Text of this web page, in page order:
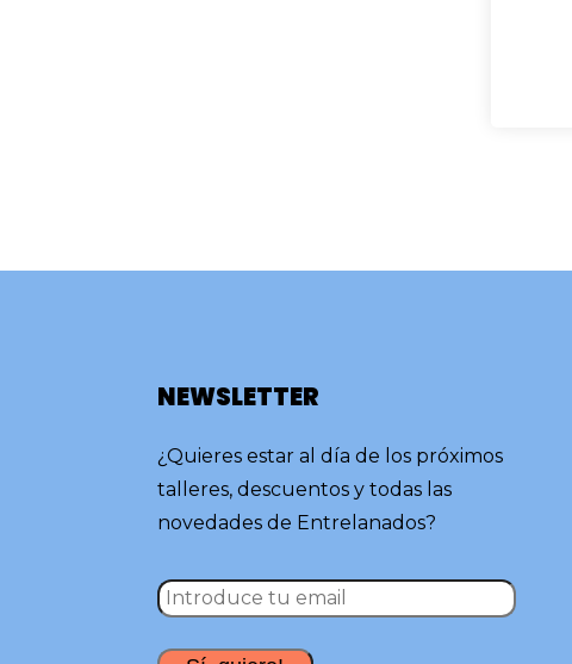
NEWSLETTER
¿Quieres estar al día de los próximos
talleres, descuentos y todas las
novedades de Entrelanados?